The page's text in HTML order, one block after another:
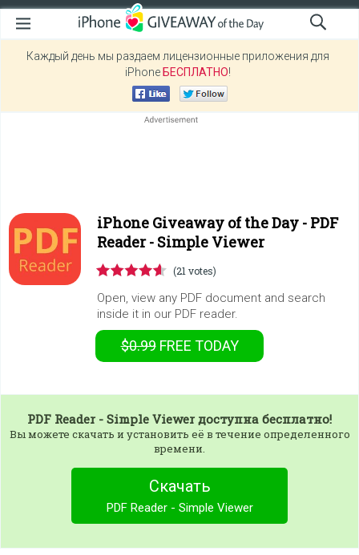
Каждый день мы раздаем лицензионные приложения для
iPhone БЕСПЛАТНО!
iPhone Giveaway of the Day - PDF
Reader - Simple Viewer
(21 votes)
Open, view any PDF document and search
inside it in our PDF reader.
$0.99 FREE TODAY
PDF Reader - Simple Viewer доступна бесплатно!
Вы можете скачать и установить её в течение определенного
времени.
Скачать
PDF Reader - Simple Viewer